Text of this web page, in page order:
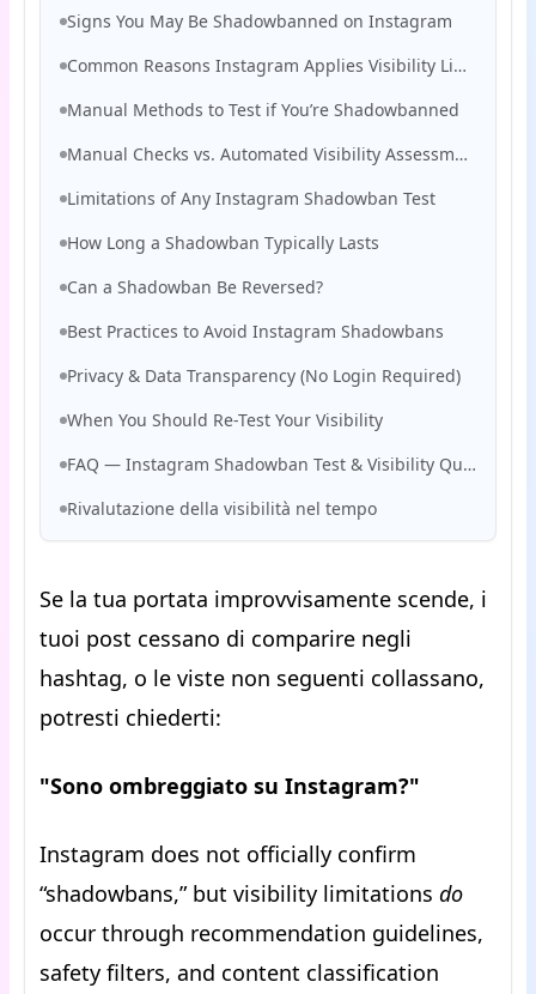
Signs You May Be Shadowbanned on Instagram
Common Reasons Instagram Applies Visibility Limits
Manual Methods to Test if You’re Shadowbanned
Manual Checks vs. Automated Visibility Assessment
Limitations of Any Instagram Shadowban Test
How Long a Shadowban Typically Lasts
Can a Shadowban Be Reversed?
Best Practices to Avoid Instagram Shadowbans
Privacy & Data Transparency (No Login Required)
When You Should Re-Test Your Visibility
FAQ — Instagram Shadowban Test & Visibility Questions
Rivalutazione della visibilità nel tempo
Se la tua portata improvvisamente scende, i
tuoi post cessano di comparire negli
hashtag, o le viste non seguenti collassano,
potresti chiederti:
"Sono ombreggiato su Instagram?"
Instagram does not officially confirm
“shadowbans,” but visibility limitations do
occur through recommendation guidelines,
safety filters, and content classification